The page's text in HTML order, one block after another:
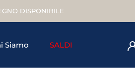
DISPONIBILE
Siamo
SALDI